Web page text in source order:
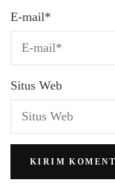
E-mail*
Situs Web